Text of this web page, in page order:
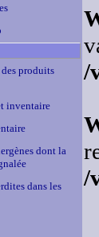
produits
inventaire
dont la
dans les
/
/